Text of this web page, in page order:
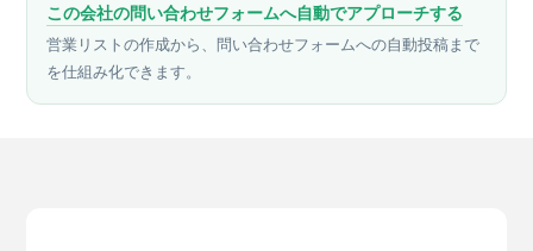
この会社の問い合わせフォームへ自動でアプローチする
営業リストの作成から、問い合わせフォームへの自動投稿まで
を仕組み化できます。